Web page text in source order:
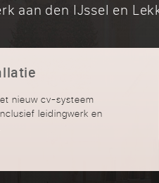
aan den IJssel en
nieuw cv-systeem
leidingwerk en